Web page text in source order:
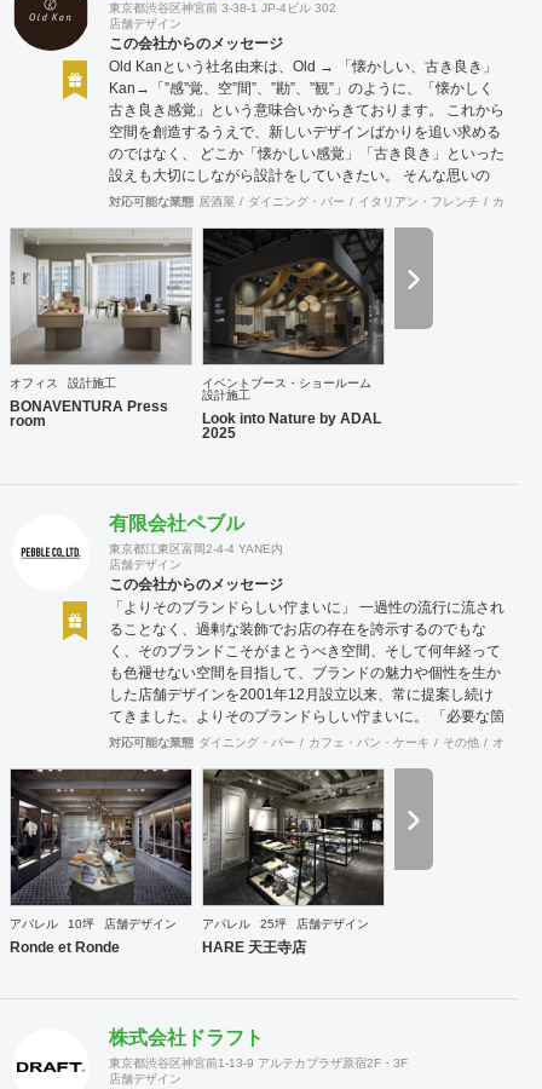
東京都渋谷区神宮前 3-38-1 JP-4ビル 302
店舗デザイン
この会社からのメッセージ
Old Kanという社名由来は、Old → 「懐かしい、古き良き」
Kan→「”感”覚、空”間”、”勘”、”観”」のように、「懐かしく
古き良き感覚」という意味合いからきております。 これから
空間を創造するうえで、新しいデザインばかりを追い求める
のではなく、 どこか「懐かしい感覚」「古き良き」といった
設えも大切にしながら設計をしていきたい。 そんな思いの
下、日々クライアント様、そしてその空間を使うお客様に幸
ます。 Old Kan 浦田 晶平 Shohei Urata https://old-kan.jp
Instagram：https://www.instagram.com/old_kan_/?hl=ja
shohei_urata@old-kan.jp 〒150-0001 東京都渋谷区神宮前
3-38-1 JP-4ビル 302
対応可能な業態 居酒屋 ダイニング・バー イタリアン・フレンチ カフェ
オフィス 設計施工
BONAVENTURA Press
room
イベントブース・ショールーム
設計施工
Look into Nature by ADAL
2025
有限会社ペブル
東京都江東区富岡2-4-4 YANE内
店舗デザイン
この会社からのメッセージ
「よりそのブランドらしい佇まいに」 一過性の流行に流され
ることなく、過剰な装飾でお店の存在を誇示するのでもな
く、そのブランドこそがまとうべき空間、そして何年経って
も色褪せない空間を目指して、ブランドの魅力や個性を生か
した店舗デザインを2001年12月設立以来、常に提案し続け
てきました。よりそのブランドらしい佇まいに。 「必要な箇
所に、必要なデザインを」 2012年からはさらにその思いを
らブランディングまで総合的にブランドの出店をバックアッ
プできる体制も整えてきました。そのブランドにとってまず
何を優先すべきか、何が本当に必要なのか、そこをきちんと
アドバイスできる会社でありたいと思っています。 業務内容
・店舗設計（物販店／飲食店／美容室など） ・ブランディン
グ及びディレクション業務 ・出店におけるトータルデザイン
対応可能な業態 ダイニング・バー カフェ・パン・ケーキ その他 オフィス
アパレル 10坪 店舗デザイン
Ronde et Ronde
アパレル 25坪 店舗デザイン
HARE 天王寺店
株式会社ドラフト
東京都渋谷区神宮前1-13-9 アルテカプラザ原宿2F・3F
店舗デザイン